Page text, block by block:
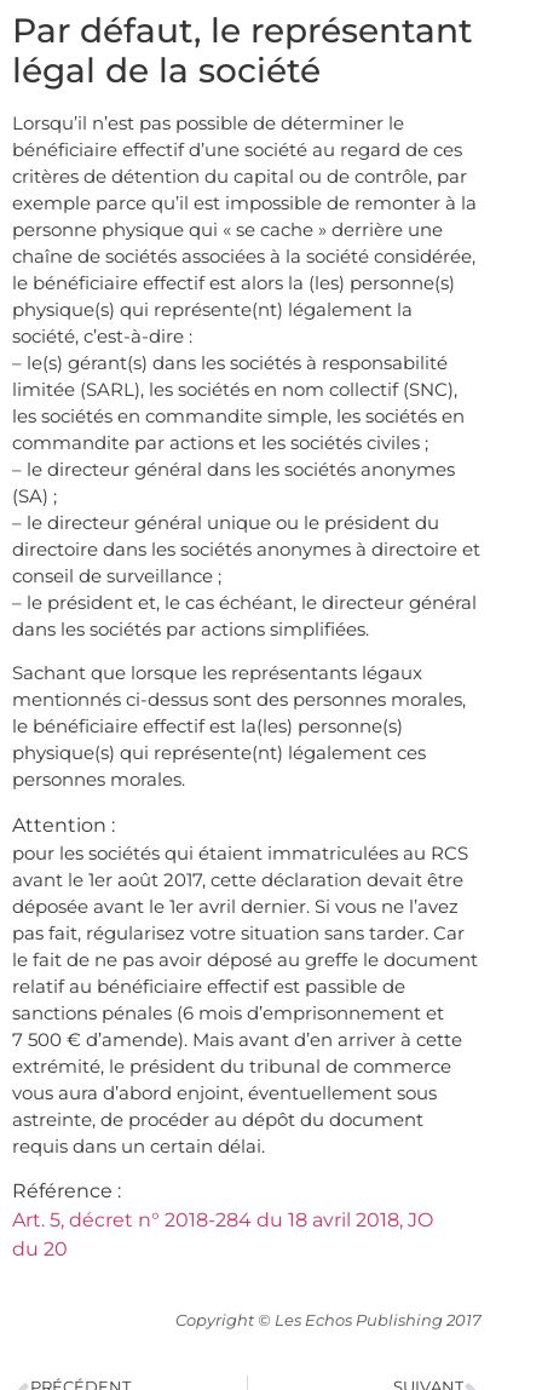
Par défaut, le représentant
légal de la société
Lorsqu’il n’est pas possible de déterminer le
bénéficiaire effectif d’une société au regard de ces
critères de détention du capital ou de contrôle, par
exemple parce qu’il est impossible de remonter à la
personne physique qui « se cache » derrière une
chaîne de sociétés associées à la société considérée,
le bénéficiaire effectif est alors la (les) personne(s)
physique(s) qui représente(nt) légalement la
société, c’est-à-dire :
– le(s) gérant(s) dans les sociétés à responsabilité
limitée (SARL), les sociétés en nom collectif (SNC),
les sociétés en commandite simple, les sociétés en
commandite par actions et les sociétés civiles ;
– le directeur général dans les sociétés anonymes
(SA) ;
– le directeur général unique ou le président du
directoire dans les sociétés anonymes à directoire et
conseil de surveillance ;
– le président et, le cas échéant, le directeur général
dans les sociétés par actions simplifiées.
Sachant que lorsque les représentants légaux
mentionnés ci-dessus sont des personnes morales,
le bénéficiaire effectif est la(les) personne(s)
physique(s) qui représente(nt) légalement ces
personnes morales.
Attention :
pour les sociétés qui étaient immatriculées au RCS
avant le 1er août 2017, cette déclaration devait être
déposée avant le 1er avril dernier. Si vous ne l’avez
pas fait, régularisez votre situation sans tarder. Car
le fait de ne pas avoir déposé au greffe le document
relatif au bénéficiaire effectif est passible de
sanctions pénales (6 mois d’emprisonnement et
7 500 € d’amende). Mais avant d’en arriver à cette
extrémité, le président du tribunal de commerce
vous aura d’abord enjoint, éventuellement sous
astreinte, de procéder au dépôt du document
requis dans un certain délai.
Référence :
Art. 5, décret n° 2018-284 du 18 avril 2018, JO
du 20
Copyright © Les Echos Publishing 2017